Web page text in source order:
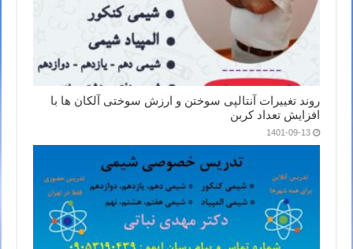
روند تغییرات آنتالپی سوختن و ارزش سوختی آلکان ها با
افزایش تعداد کربن
1401-09-13